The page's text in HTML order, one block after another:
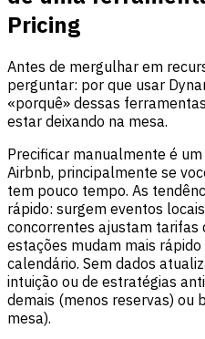
Pricing
Antes de mergulhar em
perguntar: por que usar
«porquê» dessas
estar deixando na mesa.
Precificar manualmente é
Airbnb, principalmente se
tem pouco tempo. As
rápido: surgem eventos
concorrentes ajustam tarifas
estações mudam mais
calendário. Sem dados
intuição ou de estratégias
demais (menos reservas) ou
mesa).